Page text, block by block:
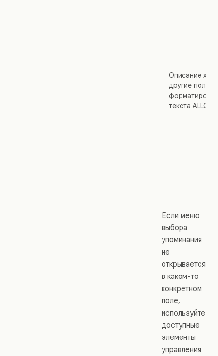
Описание
другие поля
текста ALLO
Если меню
выбора
упоминания
не
открывается
в каком-то
конкретном
поле,
используйте
доступные
элементы
управления